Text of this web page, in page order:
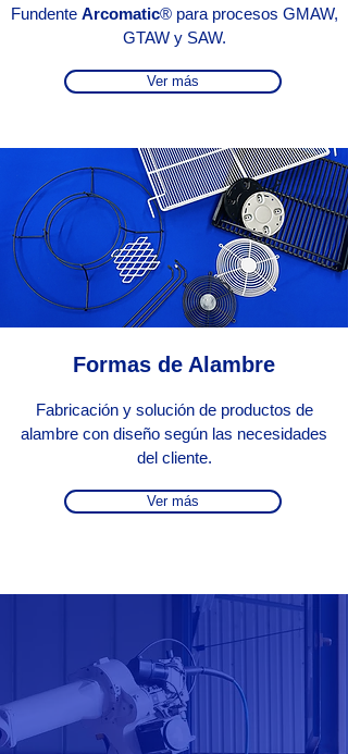
Fundente Arcomatic® para procesos GMAW,
GTAW y SAW.
Ver más
Formas de Alambre
Fabricación y solución de productos de
alambre con diseño según las necesidades
del cliente.
Ver más